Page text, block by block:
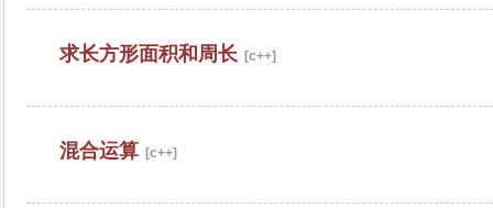
求长方形面积和周长 [c++]
混合运算 [c++]